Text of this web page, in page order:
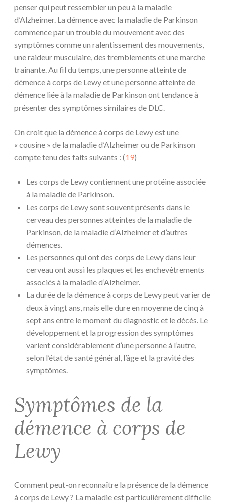
penser qui peut ressembler un peu à la maladie
d’Alzheimer. La démence avec la maladie de Parkinson
commence par un trouble du mouvement avec des
symptômes comme un ralentissement des mouvements,
une raideur musculaire, des tremblements et une marche
traînante. Au fil du temps, une personne atteinte de
démence à corps de Lewy et une personne atteinte de
démence liée à la maladie de Parkinson ont tendance à
présenter des symptômes similaires de DLC.
On croit que la démence à corps de Lewy est une
« cousine » de la maladie d’Alzheimer ou de Parkinson
compte tenu des faits suivants : (19)
Les corps de Lewy contiennent une protéine associée
à la maladie de Parkinson.
Les corps de Lewy sont souvent présents dans le
cerveau des personnes atteintes de la maladie de
Parkinson, de la maladie d’Alzheimer et d’autres
démences.
Les personnes qui ont des corps de Lewy dans leur
cerveau ont aussi les plaques et les enchevêtrements
associés à la maladie d’Alzheimer.
La durée de la démence à corps de Lewy peut varier de
deux à vingt ans, mais elle dure en moyenne de cinq à
sept ans entre le moment du diagnostic et le décès. Le
développement et la progression des symptômes
varient considérablement d’une personne à l’autre,
selon l’état de santé général, l’âge et la gravité des
symptômes.
Symptômes de la
démence à corps de
Lewy
Comment peut-on reconnaître la présence de la démence
à corps de Lewy ? La maladie est particulièrement difficile